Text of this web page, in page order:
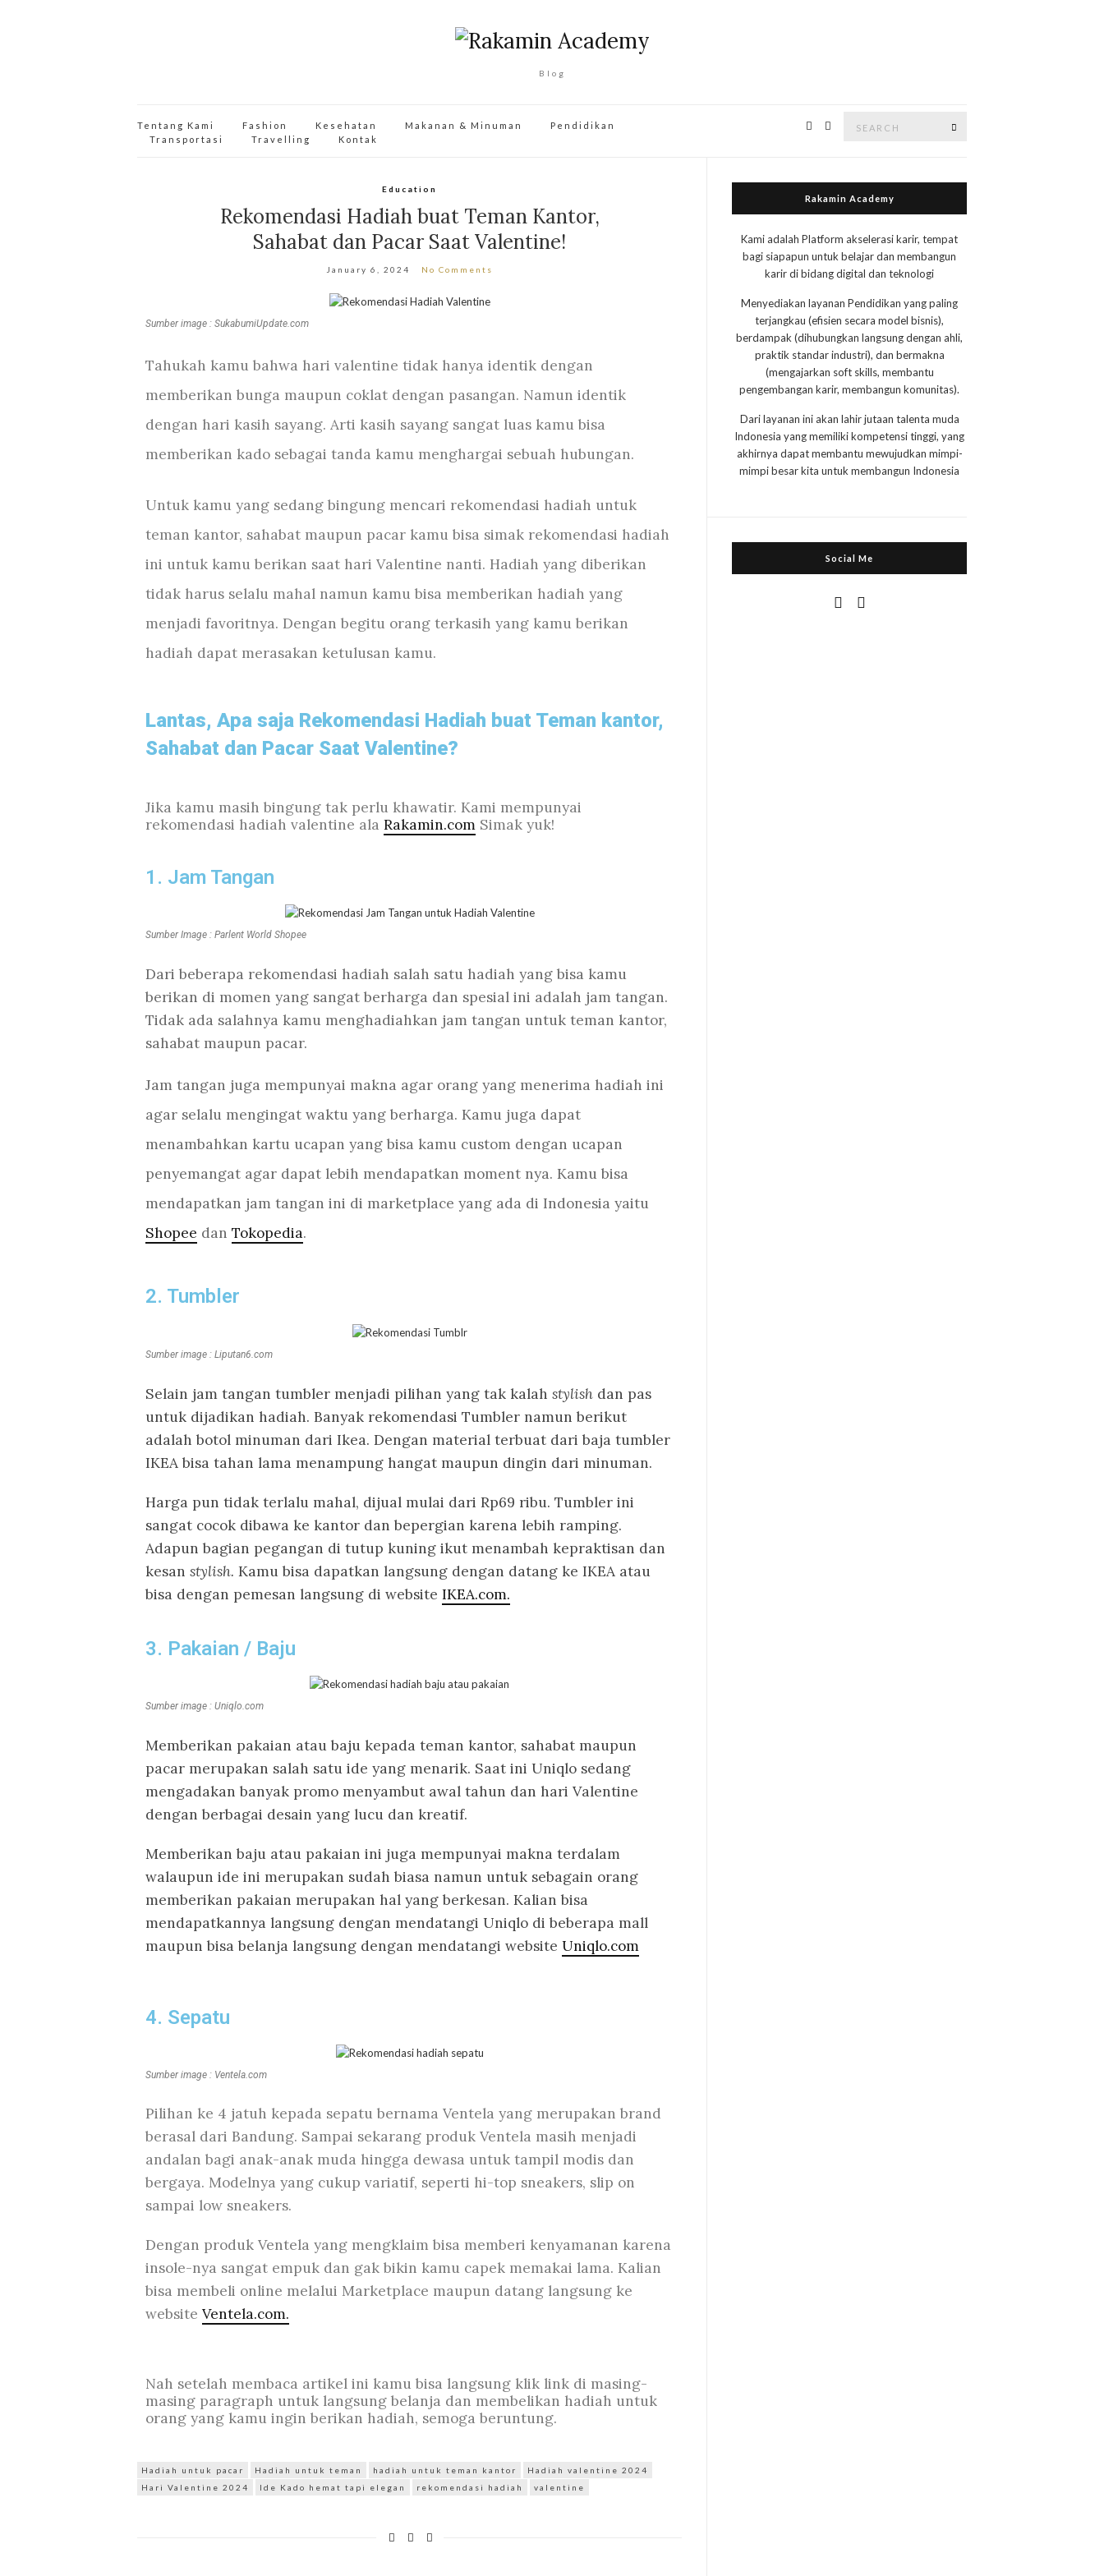
Blog
Tentang Kami Fashion Kesehatan Makanan & Minuman
Pendidikan
Transportasi
Travelling Kontak
Education
Rekomendasi Hadiah buat Teman Kantor,
Sahabat dan Pacar Saat Valentine!
January 6, 2024 No Comments
Sumber image : SukabumiUpdate.com
Tahukah kamu bahwa hari valentine tidak hanya identik dengan
memberikan bunga maupun coklat dengan pasangan. Namun identik
dengan hari kasih sayang. Arti kasih sayang sangat luas kamu bisa
memberikan kado sebagai tanda kamu menghargai sebuah hubungan.
Untuk kamu yang sedang bingung mencari rekomendasi hadiah untuk
teman kantor, sahabat maupun pacar kamu bisa simak rekomendasi hadiah
ini untuk kamu berikan saat hari Valentine nanti. Hadiah yang diberikan
tidak harus selalu mahal namun kamu bisa memberikan hadiah yang
menjadi favoritnya. Dengan begitu orang terkasih yang kamu berikan
hadiah dapat merasakan ketulusan kamu.
Lantas, Apa saja Rekomendasi Hadiah buat Teman kantor,
Sahabat dan Pacar Saat Valentine?
Jika kamu masih bingung tak perlu khawatir. Kami mempunyai
rekomendasi hadiah valentine ala Rakamin.com Simak yuk!
1. Jam Tangan
Sumber Image : Parlent World Shopee
Dari beberapa rekomendasi hadiah salah satu hadiah yang bisa kamu
berikan di momen yang sangat berharga dan spesial ini adalah jam tangan.
Tidak ada salahnya kamu menghadiahkan jam tangan untuk teman kantor,
sahabat maupun pacar.
Jam tangan juga mempunyai makna agar orang yang menerima hadiah ini
agar selalu mengingat waktu yang berharga. Kamu juga dapat
menambahkan kartu ucapan yang bisa kamu custom dengan ucapan
penyemangat agar dapat lebih mendapatkan moment nya. Kamu bisa
mendapatkan jam tangan ini di marketplace yang ada di Indonesia yaitu
Shopee dan Tokopedia.
2. Tumbler
Sumber image : Liputan6.com
Selain jam tangan tumbler menjadi pilihan yang tak kalah stylish dan pas
untuk dijadikan hadiah. Banyak rekomendasi Tumbler namun berikut
adalah botol minuman dari Ikea. Dengan material terbuat dari baja tumbler
IKEA bisa tahan lama menampung hangat maupun dingin dari minuman.
Harga pun tidak terlalu mahal, dijual mulai dari Rp69 ribu. Tumbler ini
sangat cocok dibawa ke kantor dan bepergian karena lebih ramping.
Adapun bagian pegangan di tutup kuning ikut menambah kepraktisan dan
kesan stylish. Kamu bisa dapatkan langsung dengan datang ke IKEA atau
bisa dengan pemesan langsung di website IKEA.com.
3. Pakaian / Baju
Sumber image : Uniqlo.com
Memberikan pakaian atau baju kepada teman kantor, sahabat maupun
pacar merupakan salah satu ide yang menarik. Saat ini Uniqlo sedang
mengadakan banyak promo menyambut awal tahun dan hari Valentine
dengan berbagai desain yang lucu dan kreatif.
Memberikan baju atau pakaian ini juga mempunyai makna terdalam
walaupun ide ini merupakan sudah biasa namun untuk sebagain orang
memberikan pakaian merupakan hal yang berkesan. Kalian bisa
mendapatkannya langsung dengan mendatangi Uniqlo di beberapa mall
maupun bisa belanja langsung dengan mendatangi website Uniqlo.com
4. Sepatu
Sumber image : Ventela.com
Pilihan ke 4 jatuh kepada sepatu bernama Ventela yang merupakan brand
berasal dari Bandung. Sampai sekarang produk Ventela masih menjadi
andalan bagi anak-anak muda hingga dewasa untuk tampil modis dan
bergaya. Modelnya yang cukup variatif, seperti hi-top sneakers, slip on
sampai low sneakers.
Dengan produk Ventela yang mengklaim bisa memberi kenyamanan karena
insole-nya sangat empuk dan gak bikin kamu capek memakai lama. Kalian
bisa membeli online melalui Marketplace maupun datang langsung ke
website Ventela.com.
Nah setelah membaca artikel ini kamu bisa langsung klik link di masing-
masing paragraph untuk langsung belanja dan membelikan hadiah untuk
orang yang kamu ingin berikan hadiah, semoga beruntung.
Hadiah untuk pacar Hadiah untuk teman hadiah untuk teman kantor
Hadiah valentine 2024
Hari Valentine 2024
Ide Kado hemat tapi elegan rekomendasi hadiah valentine
Rakamin Academy
Kami adalah Platform akselerasi karir, tempat
bagi siapapun untuk belajar dan membangun
karir di bidang digital dan teknologi
Menyediakan layanan Pendidikan yang paling
terjangkau (efisien secara model bisnis),
berdampak (dihubungkan langsung dengan ahli,
praktik standar industri), dan bermakna
(mengajarkan soft skills, membantu
pengembangan karir, membangun komunitas).
Dari layanan ini akan lahir jutaan talenta muda
Indonesia yang memiliki kompetensi tinggi, yang
akhirnya dapat membantu mewujudkan mimpi-
mimpi besar kita untuk membangun Indonesia
Social Me